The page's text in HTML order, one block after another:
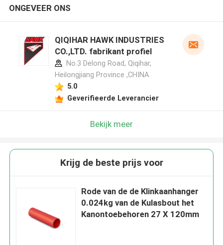
ONGEVEER ONS
QIQIHAR HAWK INDUSTRIES
CO.,LTD. fabrikant profiel
No.3 Delong Road, Qiqihar,
Heilongjiang Province ,CHINA
5.0
Geverifieerde Leverancier
Bekijk meer
Krijg de beste prijs voor
Rode van de de Klinkaanhanger
0.024kg van de Kulasbout het
Kanontoebehoren 27 X 120mm